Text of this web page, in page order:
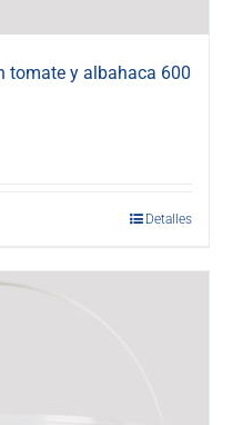
tomate y albahaca 600
Detalles